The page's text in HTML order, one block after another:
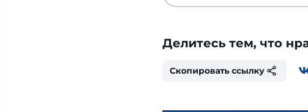
Делитесь тем, что
Скопировать ссылку